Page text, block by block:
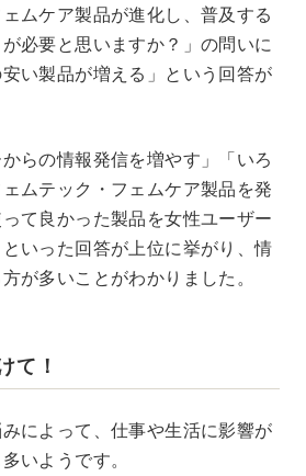
ェムケア製品が進化し、普及する
必要と思いますか？」の問いに
い製品が増える」という回答が
らの情報発信を増やす」「いろ
ムテック・フェムケア製品を発
て良かった製品を女性ユーザー
いった回答が上位に挙がり、情
が多いことがわかりました。
て！
によって、仕事や生活に影響が
いようです。